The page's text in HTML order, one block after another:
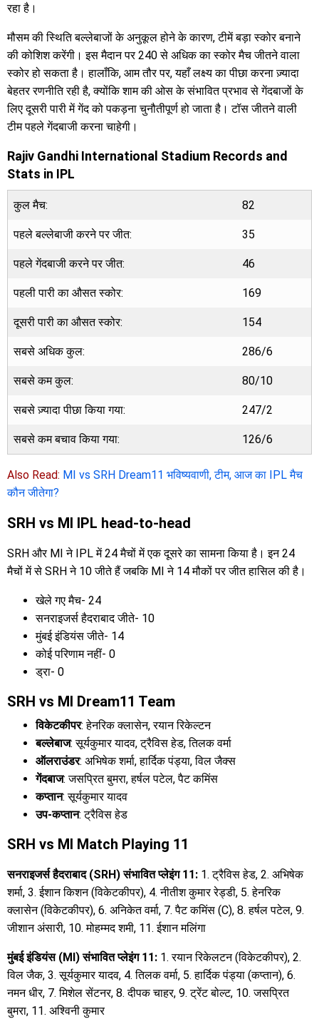
रहा है।
मौसम की स्थिति बल्लेबाजों के अनुकूल होने के कारण, टीमें बड़ा स्कोर बनाने
की कोशिश करेंगी। इस मैदान पर 240 से अधिक का स्कोर मैच जीतने वाला
स्कोर हो सकता है। हालाँकि, आम तौर पर, यहाँ लक्ष्य का पीछा करना ज़्यादा
बेहतर रणनीति रही है, क्योंकि शाम की ओस के संभावित प्रभाव से गेंदबाजों के
लिए दूसरी पारी में गेंद को पकड़ना चुनौतीपूर्ण हो जाता है। टॉस जीतने वाली
टीम पहले गेंदबाजी करना चाहेगी।
Rajiv Gandhi International Stadium Records and
Stats in IPL
कुल मैच: 82
पहले बल्लेबाजी करने पर जीत: 35
पहले गेंदबाजी करने पर जीत: 46
पहली पारी का औसत स्कोर: 169
दूसरी पारी का औसत स्कोर: 154
सबसे अधिक कुल: 286/6
सबसे कम कुल: 80/10
सबसे ज़्यादा पीछा किया गया: 247/2
सबसे कम बचाव किया गया: 126/6
Also Read: MI vs SRH Dream11 भविष्यवाणी, टीम, आज का IPL मैच
कौन जीतेगा?
SRH vs MI IPL head-to-head
SRH और MI ने IPL में 24 मैचों में एक दूसरे का सामना किया है। इन 24
मैचों में से SRH ने 10 जीते हैं जबकि MI ने 14 मौकों पर जीत हासिल की है।
खेले गए मैच- 24
सनराइजर्स हैदराबाद जीते- 10
मुंबई इंडियंस जीते- 14
कोई परिणाम नहीं- 0
ड्रा- 0
SRH vs MI Dream11 Team
विकेटकीपर: हेनरिक क्लासेन, रयान रिकेल्टन
बल्लेबाज: सूर्यकुमार यादव, ट्रैविस हेड, तिलक वर्मा
ऑलराउंडर: अभिषेक शर्मा, हार्दिक पंड्या, विल जैक्स
गेंदबाज: जसप्रित बुमरा, हर्षल पटेल, पैट कमिंस
कप्तान: सूर्यकुमार यादव
उप-कप्तान: ट्रैविस हेड
SRH vs MI Match Playing 11
सनराइजर्स हैदराबाद (SRH) संभावित प्लेइंग 11: 1. ट्रैविस हेड, 2. अभिषेक
शर्मा, 3. ईशान किशन (विकेटकीपर), 4. नीतीश कुमार रेड्डी, 5. हेनरिक
क्लासेन (विकेटकीपर), 6. अनिकेत वर्मा, 7. पैट कमिंस (C), 8. हर्षल पटेल, 9.
जीशान अंसारी, 10. मोहम्मद शमी, 11. ईशान मलिंगा
मुंबई इंडियंस (MI) संभावित प्लेइंग 11: 1. रयान रिकेलटन (विकेटकीपर), 2.
विल जैक, 3. सूर्यकुमार यादव, 4. तिलक वर्मा, 5. हार्दिक पंड्या (कप्तान), 6.
नमन धीर, 7. मिशेल सेंटनर, 8. दीपक चाहर, 9. ट्रेंट बोल्ट, 10. जसप्रित
बुमरा, 11. अश्विनी कुमार